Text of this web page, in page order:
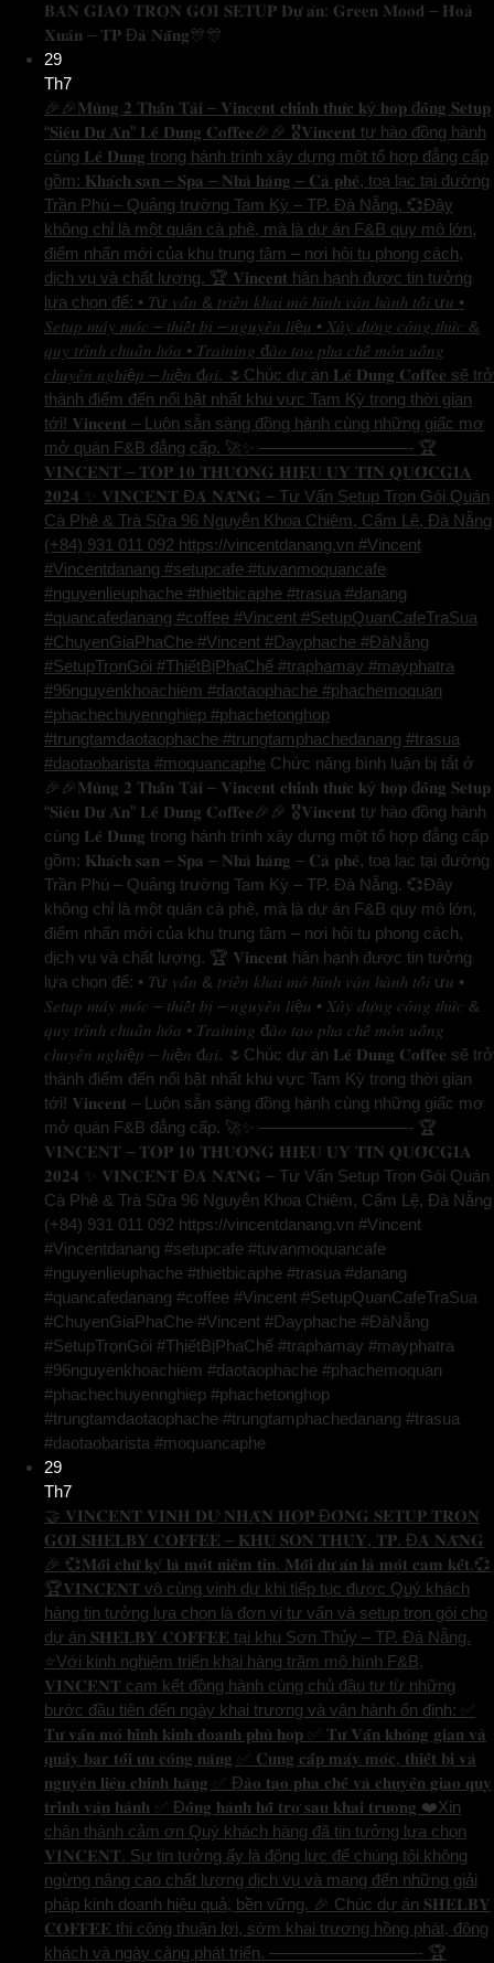
𝐁𝐀̀𝐍 𝐆𝐈𝐀𝐎 𝐓𝐑𝐎̣𝐍 𝐆𝐎́𝐈 𝐒𝐄𝐓𝐔𝐏 𝐃𝐮̛̣ 𝐚́𝐧: 𝐆𝐫𝐞𝐞𝐧 𝐌𝐨𝐨𝐝 – 𝐇𝐨𝐚̀
𝐗𝐮𝐚̂𝐧 – 𝐓𝐏 Đ𝐚̀ 𝐍𝐚̆̃𝐧𝐠🎊🎊
29
Th7
🎉🎉𝐌𝐮̀𝐧𝐠 𝟐 𝐓𝐡𝐚̂̀𝐧 𝐓𝐚̀𝐢 – 𝐕𝐢𝐧𝐜𝐞𝐧𝐭 𝐜𝐡𝐢́𝐧𝐡 𝐭𝐡𝐮̛́𝐜 𝐤ý 𝐡𝐨̛̣𝐩 đ𝐨̂̀𝐧𝐠 𝐒𝐞𝐭𝐮𝐩
“𝐒𝐢𝐞̂𝐮 𝐃𝐮̛̣ 𝐀́𝐧” 𝐋𝐞̂ 𝐃𝐮𝐧𝐠 𝐂𝐨𝐟𝐟𝐞𝐞🎉🎉 🎖️𝐕𝐢𝐧𝐜𝐞𝐧𝐭 tự hào đồng hành
cùng 𝐋𝐞̂ 𝐃𝐮𝐧𝐠 trong hành trình xây dựng một tổ hợp đẳng cấp
gồm: 𝐊𝐡𝐚́𝐜𝐡 𝐬𝐚̣𝐧 – 𝐒𝐩𝐚 – 𝐍𝐡𝐚̀ 𝐡𝐚̀𝐧𝐠 – 𝐂𝐚̀ 𝐩𝐡𝐞̂, toạ lạc tại đường
Trần Phú – Quảng trường Tam Kỳ – TP. Đà Nẵng. 💞Đây
không chỉ là một quán cà phê, mà là dự án F&B quy mô lớn,
điểm nhấn mới của khu trung tâm – nơi hội tụ phong cách,
dịch vụ và chất lượng. 🏆 𝐕𝐢𝐧𝐜𝐞𝐧𝐭 hân hạnh được tin tưởng
lựa chọn để: • 𝑇ư 𝑣𝑎̂́𝑛 & 𝑡𝑟𝑖𝑒̂̉𝑛 𝑘ℎ𝑎𝑖 𝑚𝑜̂ ℎ𝑖̀𝑛ℎ 𝑣𝑎̣̂𝑛 ℎ𝑎̀𝑛ℎ 𝑡𝑜̂́𝑖 ư𝑢 •
𝑆𝑒𝑡𝑢𝑝 𝑚𝑎́𝑦 𝑚𝑜́𝑐 – 𝑡ℎ𝑖𝑒̂́𝑡 𝑏𝑖̣ – 𝑛𝑔𝑢𝑦𝑒̂𝑛 𝑙𝑖ệ𝑢 • 𝑋𝑎̂𝑦 𝑑𝑢̛̣𝑛𝑔 𝑐𝑜̂𝑛𝑔 𝑡ℎ𝑢̛́𝑐 &
𝑞𝑢𝑦 𝑡𝑟𝑖̀𝑛ℎ 𝑐ℎ𝑢𝑎̂̉𝑛 ℎ𝑜́𝑎 • 𝑇𝑟𝑎𝑖𝑛𝑖𝑛𝑔 đ𝑎̀𝑜 𝑡𝑎̣𝑜 𝑝ℎ𝑎 𝑐ℎ𝑒̂́ 𝑚𝑜́𝑛 𝑢𝑜̂́𝑛𝑔
𝑐ℎ𝑢𝑦𝑒̂𝑛 𝑛𝑔ℎ𝑖ệ𝑝 – ℎ𝑖ệ𝑛 đ𝑎̣𝑖. 🌷Chúc dự án 𝐋𝐞̂ 𝐃𝐮𝐧𝐠 𝐂𝐨𝐟𝐟𝐞𝐞 sẽ trở
thành điểm đến nổi bật nhất khu vực Tam Kỳ trong thời gian
tới! 𝐕𝐢𝐧𝐜𝐞𝐧𝐭 – Luôn sẵn sàng đồng hành cùng những giấc mơ
mở quán F&B đẳng cấp. 🚀✨ —————————- 🏆
𝐕𝐈𝐍𝐂𝐄𝐍𝐓 – 𝐓𝐎𝐏 𝟏𝟎 𝐓𝐇𝐔̛𝐎̛𝐍𝐆 𝐇𝐈𝐄̣̂𝐔 𝐔𝐘 𝐓𝐈́𝐍 𝐐𝐔𝐎̂́𝐂𝐆𝐈𝐀
𝟐𝟎𝟐𝟒 ✨ 𝐕𝐈𝐍𝐂𝐄𝐍𝐓 Đ𝐀̀ 𝐍𝐀̆̃𝐍𝐆 – Tư Vấn Setup Trọn Gói Quán
Cà Phê & Trà Sữa 96 Nguyễn Khoa Chiêm, Cẩm Lệ, Đà Nẵng
(+84) 931 011 092 https://vincentdanang.vn #Vincent
#Vincentdanang #setupcafe #tuvanmoquancafe
#nguyenlieuphache #thietbicaphe #trasua #danang
#quancafedanang #coffee #Vincent #SetupQuanCafeTraSua
#ChuyenGiaPhaChe #Vincent #Dayphache #ĐàNẵng
#SetupTrọnGói #ThiếtBịPhaChế #traphamay #mayphatra
#96nguyenkhoachiem #daotaophache #phachemoquan
#phachechuyennghiep #phachetonghop
#trungtamdaotaophache #trungtamphachedanang #trasua
#daotaobarista #moquancaphe Chức năng bình luận bị tắt ở
🎉🎉𝐌𝐮̀𝐧𝐠 𝟐 𝐓𝐡𝐚̂̀𝐧 𝐓𝐚̀𝐢 – 𝐕𝐢𝐧𝐜𝐞𝐧𝐭 𝐜𝐡𝐢́𝐧𝐡 𝐭𝐡𝐮̛́𝐜 𝐤ý 𝐡𝐨̛̣𝐩 đ𝐨̂̀𝐧𝐠 𝐒𝐞𝐭𝐮𝐩
“𝐒𝐢𝐞̂𝐮 𝐃𝐮̛̣ 𝐀́𝐧” 𝐋𝐞̂ 𝐃𝐮𝐧𝐠 𝐂𝐨𝐟𝐟𝐞𝐞🎉🎉 🎖️𝐕𝐢𝐧𝐜𝐞𝐧𝐭 tự hào đồng hành
cùng 𝐋𝐞̂ 𝐃𝐮𝐧𝐠 trong hành trình xây dựng một tổ hợp đẳng cấp
gồm: 𝐊𝐡𝐚́𝐜𝐡 𝐬𝐚̣𝐧 – 𝐒𝐩𝐚 – 𝐍𝐡𝐚̀ 𝐡𝐚̀𝐧𝐠 – 𝐂𝐚̀ 𝐩𝐡𝐞̂, toạ lạc tại đường
Trần Phú – Quảng trường Tam Kỳ – TP. Đà Nẵng. 💞Đây
không chỉ là một quán cà phê, mà là dự án F&B quy mô lớn,
điểm nhấn mới của khu trung tâm – nơi hội tụ phong cách,
dịch vụ và chất lượng. 🏆 𝐕𝐢𝐧𝐜𝐞𝐧𝐭 hân hạnh được tin tưởng
lựa chọn để: • 𝑇ư 𝑣𝑎̂́𝑛 & 𝑡𝑟𝑖𝑒̂̉𝑛 𝑘ℎ𝑎𝑖 𝑚𝑜̂ ℎ𝑖̀𝑛ℎ 𝑣𝑎̣̂𝑛 ℎ𝑎̀𝑛ℎ 𝑡𝑜̂́𝑖 ư𝑢 •
𝑆𝑒𝑡𝑢𝑝 𝑚𝑎́𝑦 𝑚𝑜́𝑐 – 𝑡ℎ𝑖𝑒̂́𝑡 𝑏𝑖̣ – 𝑛𝑔𝑢𝑦𝑒̂𝑛 𝑙𝑖ệ𝑢 • 𝑋𝑎̂𝑦 𝑑𝑢̛̣𝑛𝑔 𝑐𝑜̂𝑛𝑔 𝑡ℎ𝑢̛́𝑐 &
𝑞𝑢𝑦 𝑡𝑟𝑖̀𝑛ℎ 𝑐ℎ𝑢𝑎̂̉𝑛 ℎ𝑜́𝑎 • 𝑇𝑟𝑎𝑖𝑛𝑖𝑛𝑔 đ𝑎̀𝑜 𝑡𝑎̣𝑜 𝑝ℎ𝑎 𝑐ℎ𝑒̂́ 𝑚𝑜́𝑛 𝑢𝑜̂́𝑛𝑔
𝑐ℎ𝑢𝑦𝑒̂𝑛 𝑛𝑔ℎ𝑖ệ𝑝 – ℎ𝑖ệ𝑛 đ𝑎̣𝑖. 🌷Chúc dự án 𝐋𝐞̂ 𝐃𝐮𝐧𝐠 𝐂𝐨𝐟𝐟𝐞𝐞 sẽ trở
thành điểm đến nổi bật nhất khu vực Tam Kỳ trong thời gian
tới! 𝐕𝐢𝐧𝐜𝐞𝐧𝐭 – Luôn sẵn sàng đồng hành cùng những giấc mơ
mở quán F&B đẳng cấp. 🚀✨ —————————- 🏆
𝐕𝐈𝐍𝐂𝐄𝐍𝐓 – 𝐓𝐎𝐏 𝟏𝟎 𝐓𝐇𝐔̛𝐎̛𝐍𝐆 𝐇𝐈𝐄̣̂𝐔 𝐔𝐘 𝐓𝐈́𝐍 𝐐𝐔𝐎̂́𝐂𝐆𝐈𝐀
𝟐𝟎𝟐𝟒 ✨ 𝐕𝐈𝐍𝐂𝐄𝐍𝐓 Đ𝐀̀ 𝐍𝐀̆̃𝐍𝐆 – Tư Vấn Setup Trọn Gói Quán
Cà Phê & Trà Sữa 96 Nguyễn Khoa Chiêm, Cẩm Lệ, Đà Nẵng
(+84) 931 011 092 https://vincentdanang.vn #Vincent
#Vincentdanang #setupcafe #tuvanmoquancafe
#nguyenlieuphache #thietbicaphe #trasua #danang
#quancafedanang #coffee #Vincent #SetupQuanCafeTraSua
#ChuyenGiaPhaChe #Vincent #Dayphache #ĐàNẵng
#SetupTrọnGói #ThiếtBịPhaChế #traphamay #mayphatra
#96nguyenkhoachiem #daotaophache #phachemoquan
#phachechuyennghiep #phachetonghop
#trungtamdaotaophache #trungtamphachedanang #trasua
#daotaobarista #moquancaphe
29
Th7
🤝 𝐕𝐈𝐍𝐂𝐄𝐍𝐓 𝐕𝐈𝐍𝐇 𝐃𝐔̛̣ 𝐍𝐇𝐀̣̂𝐍 𝐇𝐎̛̣𝐏 Đ𝐎̂̀𝐍𝐆 𝐒𝐄𝐓𝐔𝐏 𝐓𝐑𝐎̣𝐍
𝐆𝐎́𝐈 𝐒𝐇𝐄𝐋𝐁𝐘 𝐂𝐎𝐅𝐅𝐄𝐄 – 𝐊𝐇𝐔 𝐒𝐎̛𝐍 𝐓𝐇𝐔̉𝐘, 𝐓𝐏. Đ𝐀̀ 𝐍𝐀̆̃𝐍𝐆
🎉 💞𝐌𝐨̂̃𝐢 𝐜𝐡𝐮̛̃ 𝐤𝐲́ 𝐥𝐚̀ 𝐦𝐨̣̂𝐭 𝐧𝐢𝐞̂̀𝐦 𝐭𝐢𝐧. 𝐌𝐨̂̃𝐢 𝐝𝐮̛̣ 𝐚́𝐧 𝐥𝐚̀ 𝐦𝐨̣̂𝐭 𝐜𝐚𝐦 𝐤𝐞̂́𝐭.💞
🏆𝐕𝐈𝐍𝐂𝐄𝐍𝐓 vô cùng vinh dự khi tiếp tục được Quý khách
hàng tin tưởng lựa chọn là đơn vị tư vấn và setup trọn gói cho
dự án 𝐒𝐇𝐄𝐋𝐁𝐘 𝐂𝐎𝐅𝐅𝐄𝐄 tại khu Sơn Thủy – TP. Đà Nẵng.
⭐️Với kinh nghiệm triển khai hàng trăm mô hình F&B,
𝐕𝐈𝐍𝐂𝐄𝐍𝐓 cam kết đồng hành cùng chủ đầu tư từ những
bước đầu tiên đến ngày khai trương và vận hành ổn định: ✅
𝐓𝐮̛ 𝐯𝐚̂́𝐧 𝐦𝐨̂ 𝐡𝐢̀𝐧𝐡 𝐤𝐢𝐧𝐡 𝐝𝐨𝐚𝐧𝐡 𝐩𝐡𝐮̀ 𝐡𝐨̛̣𝐩 ✅ 𝐓𝐮̛ 𝐕𝐚̂́𝐧 𝐤𝐡𝐨̂𝐧𝐠 𝐠𝐢𝐚𝐧 𝐯𝐚̀
𝐪𝐮𝐚̂̀𝐲 𝐛𝐚𝐫 𝐭𝐨̂́𝐢 𝐮̛𝐮 𝐜𝐨̂𝐧𝐠 𝐧𝐚̆𝐧𝐠 ✅ 𝐂𝐮𝐧𝐠 𝐜𝐚̂́𝐩 𝐦𝐚́𝐲 𝐦𝐨́𝐜, 𝐭𝐡𝐢𝐞̂́𝐭 𝐛𝐢̣ 𝐯𝐚̀
𝐧𝐠𝐮𝐲𝐞̂𝐧 𝐥𝐢𝐞̣̂𝐮 𝐜𝐡𝐢́𝐧𝐡 𝐡𝐚̃𝐧𝐠 ✅ Đ𝐚̀𝐨 𝐭𝐚̣𝐨 𝐩𝐡𝐚 𝐜𝐡𝐞̂́ 𝐯𝐚̀ 𝐜𝐡𝐮𝐲𝐞̂̉𝐧 𝐠𝐢𝐚𝐨 𝐪𝐮𝐲
𝐭𝐫𝐢̀𝐧𝐡 𝐯𝐚̣̂𝐧 𝐡𝐚̀𝐧𝐡 ✅ Đ𝐨̂̀𝐧𝐠 𝐡𝐚̀𝐧𝐡 𝐡𝐨̂̃ 𝐭𝐫𝐨̛̣ 𝐬𝐚𝐮 𝐤𝐡𝐚𝐢 𝐭𝐫𝐮̛𝐨̛𝐧𝐠 ❤️Xin
chân thành cảm ơn Quý khách hàng đã tin tưởng lựa chọn
𝐕𝐈𝐍𝐂𝐄𝐍𝐓. Sự tin tưởng ấy là động lực để chúng tôi không
ngừng nâng cao chất lượng dịch vụ và mang đến những giải
pháp kinh doanh hiệu quả, bền vững. 🎉 Chúc dự án 𝐒𝐇𝐄𝐋𝐁𝐘
𝐂𝐎𝐅𝐅𝐄𝐄 thi công thuận lợi, sớm khai trương hồng phát, đông
khách và ngày càng phát triển. —————————- 🏆